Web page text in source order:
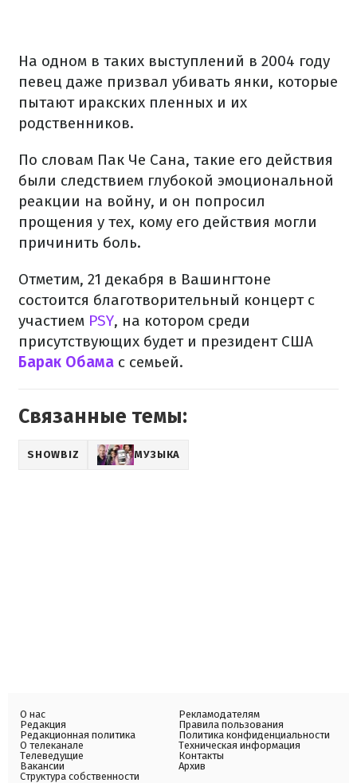
На одном в таких выступлений в 2004 году
певец даже призвал убивать янки, которые
пытают иракских пленных и их
родственников.
По словам Пак Че Сана, такие его действия
были следствием глубокой эмоциональной
реакции на войну, и он попросил
прощения у тех, кому его действия могли
причинить боль.
Отметим, 21 декабря в Вашингтоне
состоится благотворительный концерт с
участием PSY, на котором среди
присутствующих будет и президент США
Барак Обама с семьей.
Связанные темы:
SHOWBIZ МУЗЫКА
О нас
Редакция
Редакционная политика
О телеканале
Телеведущие
Вакансии
Структура собственности
Рекламодателям
Правила пользования
Политика конфиденциальности
Техническая информация
Контакты
Архив